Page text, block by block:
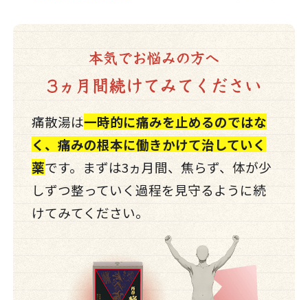
痛散湯は一時的に痛みを止めるのではな
く、痛みの根本に働きかけて治していく
薬です。まずは3ヵ月間、焦らず、体が少
しずつ整っていく過程を見守るように続
けてみてください。